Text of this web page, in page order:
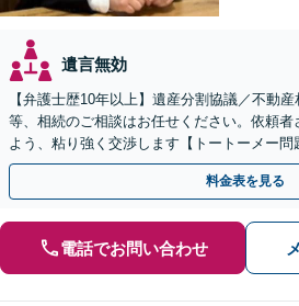
遺言無効
【弁護士歴10年以上】遺産分割協議／不動
等、相続のご相談はお任せください。依頼者
よう、粘り強く交渉します【トートーメー
ブルにも対応】【バス停「天久」2分】
料金表を見る
電話でお問い合わせ